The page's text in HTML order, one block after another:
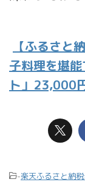
【ふるさと
子料理を堪
ト」23,000
-楽天ふるさと納